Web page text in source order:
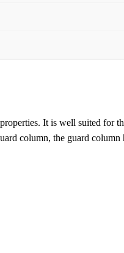
It is well suited for
column, the guard column